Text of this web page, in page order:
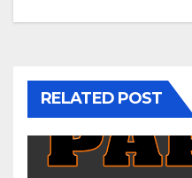
RELATED POST